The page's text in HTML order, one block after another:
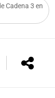
Cadena 3 en